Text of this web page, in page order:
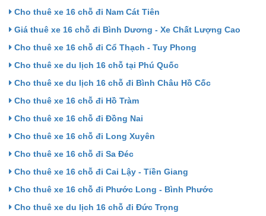
Cho thuê xe 16 chỗ đi Nam Cát Tiên
Giá thuê xe 16 chỗ đi Bình Dương - Xe Chất Lượng Cao
Cho thuê xe 16 chỗ đi Cổ Thạch - Tuy Phong
Cho thuê xe du lịch 16 chỗ tại Phú Quốc
Cho thuê xe du lịch 16 chỗ đi Bình Châu Hồ Cốc
Cho thuê xe 16 chỗ đi Hồ Tràm
Cho thuê xe 16 chỗ đi Đồng Nai
Cho thuê xe 16 chỗ đi Long Xuyên
Cho thuê xe 16 chỗ đi Sa Đéc
Cho thuê xe 16 chỗ đi Cai Lậy - Tiền Giang
Cho thuê xe 16 chỗ đi Phước Long - Bình Phước
Cho thuê xe du lịch 16 chỗ đi Đức Trọng